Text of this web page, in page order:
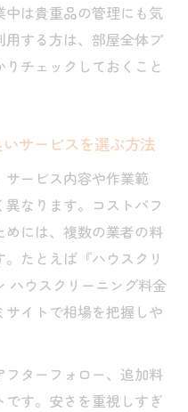
は貴重品の管理にも気
する方は、部屋全体プ
チェックしておくこと
サービスを選ぶ方法
ービス内容や作業範
なります。コストパフ
めには、複数の業者の料
たとえば『ハウスクリ
ハウスクリーニング料金
イトで相場を把握しや
ターフォロー、追加料
す。安さを重視しすぎ